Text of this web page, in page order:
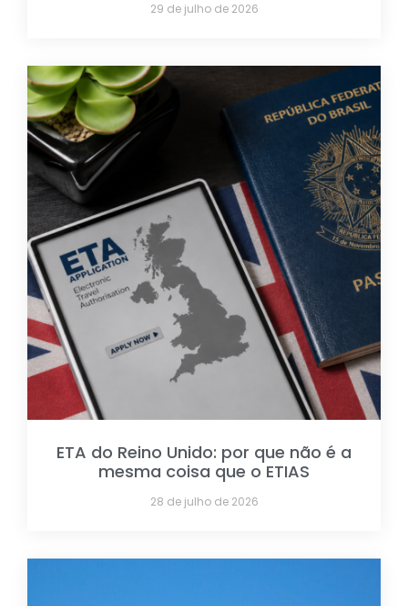
29 de julho de 2026
ETA do Reino Unido: por que não é a
mesma coisa que o ETIAS
28 de julho de 2026